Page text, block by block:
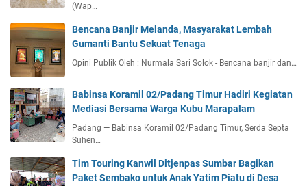
(Wap…
Bencana Banjir Melanda, Masyarakat Lembah
Gumanti Bantu Sekuat Tenaga
Opini Publik Oleh : Nurmala Sari Solok - Bencana banjir dan…
Babinsa Koramil 02/Padang Timur Hadiri Kegiatan
Mediasi Bersama Warga Kubu Marapalam
Padang — Babinsa Koramil 02/Padang Timur, Serda Septa
Suhen…
Tim Touring Kanwil Ditjenpas Sumbar Bagikan
Paket Sembako untuk Anak Yatim Piatu di Desa